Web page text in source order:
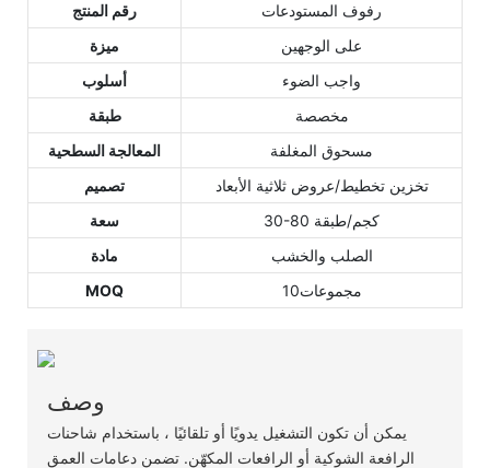
رقم المنتج
رفوف المستودعات
ميزة
على الوجهين
أسلوب
واجب الضوء
طبقة
مخصصة
المعالجة السطحية
مسحوق المغلفة
تصميم
تخزين تخطيط/عروض ثلاثية الأبعاد
سعة
30-80 كجم/طبقة
مادة
الصلب والخشب
MOQ
مجموعات10
وصف
يمكن أن تكون التشغيل يدويًا أو تلقائيًا ، باستخدام شاحنات
الرافعة الشوكية أو الرافعات المكهّن. تضمن دعامات العمق